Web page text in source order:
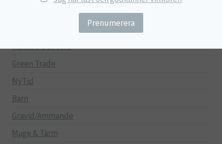
Svenska Örtmedicinska Institutet
Kenkou Selfcare
Green Trade
NyTid
Barn
Gravid/Ammande
Mage & Tarm